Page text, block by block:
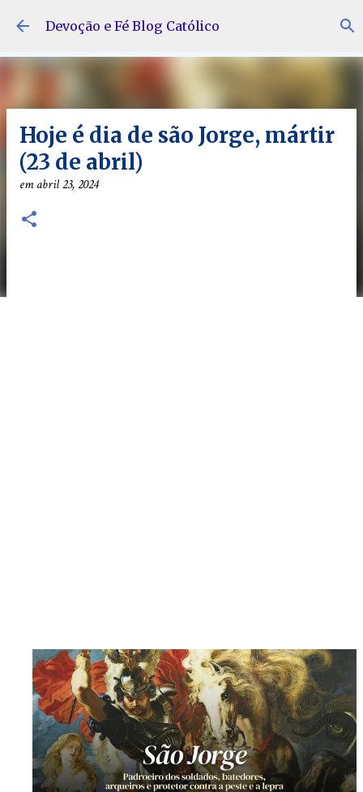
Pular para o conteúdo principal
Devoção e Fé Blog Católico
Hoje é dia de são Jorge, mártir
(23 de abril)
emabril 23, 2024